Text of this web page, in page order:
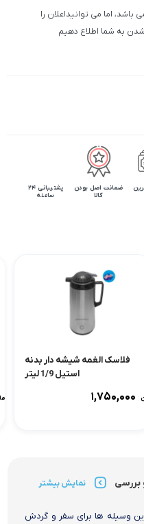
اما می توانیداعلان را
به شما اطلاع دهیم
ضمانت اصل بودن
کالا
پشتیبانی 24
ساعته
فلاسک الغمه شیشه دار بدنه
استیل 1/9 لیتر
۱,۷۵۰,۰۰۰
بررسی نمایش بیشتر
وسیله ها برای سفر و گردش